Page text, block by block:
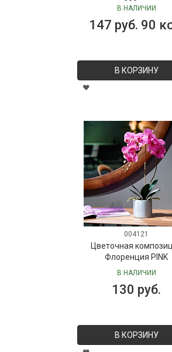
280 мл
В НАЛИЧИИ
147 руб. 90
В КОРЗИНУ
004121
Цветочная
Флоренция PINK
В НАЛИЧИИ
130 руб.
В КОРЗИНУ